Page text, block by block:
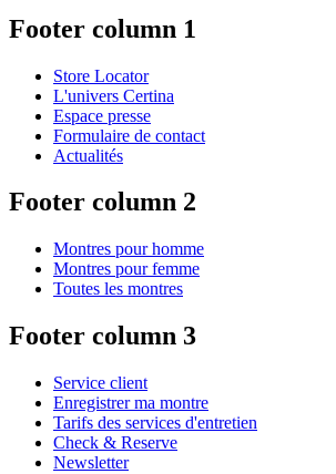
Footer column 1
Store Locator
L'univers Certina
Espace presse
Formulaire de contact
Actualités
Footer column 2
Montres pour homme
Montres pour femme
Toutes les montres
Footer column 3
Service client
Enregistrer ma montre
Tarifs des services d'entretien
Check & Reserve
Newsletter